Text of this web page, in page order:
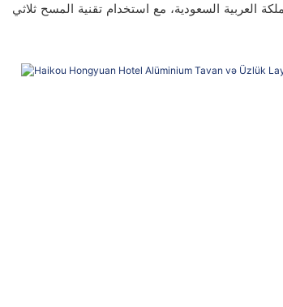
العربية السعودية، مع استخدام تقنية المسح ثلاثي